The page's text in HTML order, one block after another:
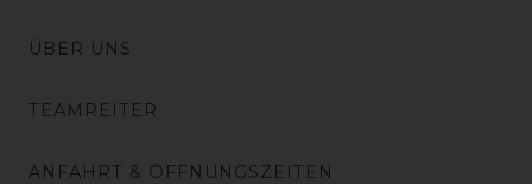
ÜBER UNS
TEAMREITER
ANFAHRT & ÖFFNUNGSZEITEN